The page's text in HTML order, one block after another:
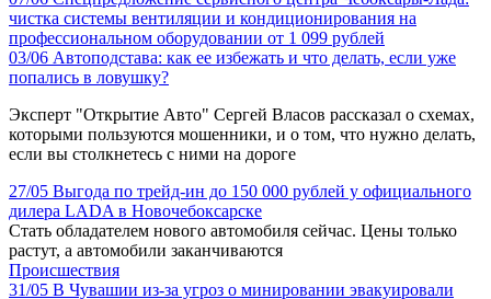
чистка системы вентиляции и кондиционирования на
профессиональном оборудовании от 1 099 рублей
03/06 Автоподстава: как ее избежать и что делать, если уже
попались в ловушку?
Эксперт "Открытие Авто" Сергей Власов рассказал о схемах,
которыми пользуются мошенники, и о том, что нужно делать,
если вы столкнетесь с ними на дороге
27/05 Выгода по трейд-ин до 150 000 рублей у официального
дилера LADA в Новочебоксарске
Стать обладателем нового автомобиля сейчас. Цены только
растут, а автомобили заканчиваются
Происшествия
31/05 В Чувашии из-за угроз о минировании эвакуировали